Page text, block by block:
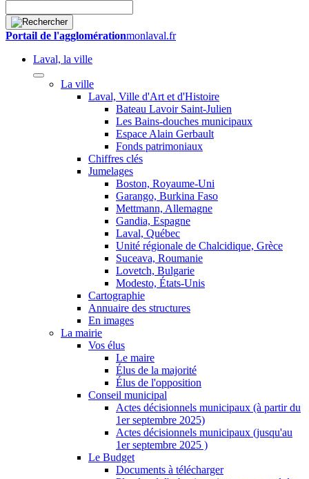
Portail de l'agglomérationmonlaval.fr
Laval, la ville
La ville
Laval, Ville d'Art et d'Histoire
Bateau Lavoir Saint-Julien
Les Bains-douches municipaux
Espace Alain Gerbault
Fonds patrimoniaux
Chiffres clés
Jumelages
Boston, Royaume-Uni
Garango, Burkina Faso
Mettmann, Allemagne
Gandia, Espagne
Laval, Québec
Unité régionale de Chalcidique, Grèce
Suceava, Roumanie
Lovetch, Bulgarie
Modesto, États-Unis
Cartographie
Annuaire des structures
En images
La mairie
Vos élus
Le maire
Élus de la majorité
Élus de l'opposition
Conseil municipal
Actes décisionnels municipaux (à partir du
1er septembre 2025)
Actes décisionnels municipaux (jusqu'au
1er septembre 2025 )
Le Budget
Documents à télécharger